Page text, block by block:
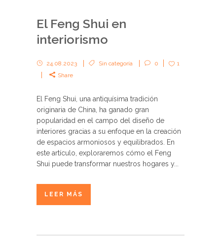
El Feng Shui en
interiorismo
24.08.2023 Sin categoría 0
1
Share
El Feng Shui, una antiquísima tradición
originaria de China, ha ganado gran
popularidad en el campo del diseño de
interiores gracias a su enfoque en la creación
de espacios armoniosos y equilibrados. En
este artículo, exploraremos cómo el Feng
Shui puede transformar nuestros hogares y...
LEER MÁS